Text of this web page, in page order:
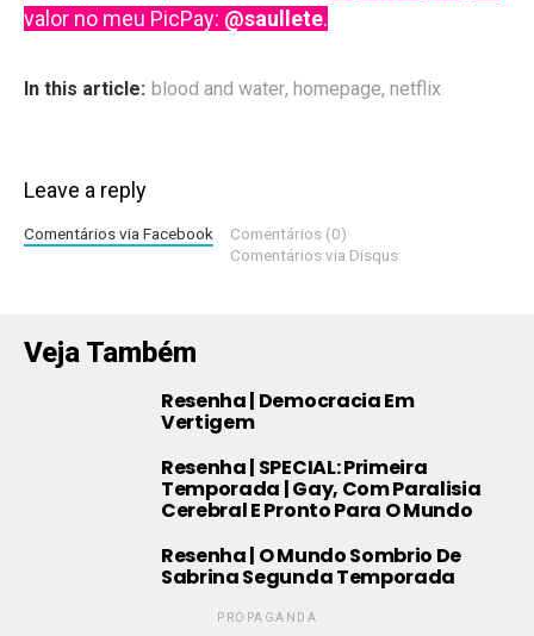
valor no meu PicPay: @saullete.
In this article: blood and water, homepage, netflix
Leave a reply
Comentários via Facebook
Comentários (0)
Comentários via Disqus
Veja Também
Resenha | Democracia Em
Vertigem
Resenha | SPECIAL: Primeira
Temporada | Gay, Com Paralisia
Cerebral E Pronto Para O Mundo
Resenha | O Mundo Sombrio De
Sabrina Segunda Temporada
PROPAGANDA